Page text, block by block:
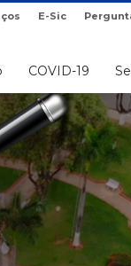
E-Sic
COVID-19